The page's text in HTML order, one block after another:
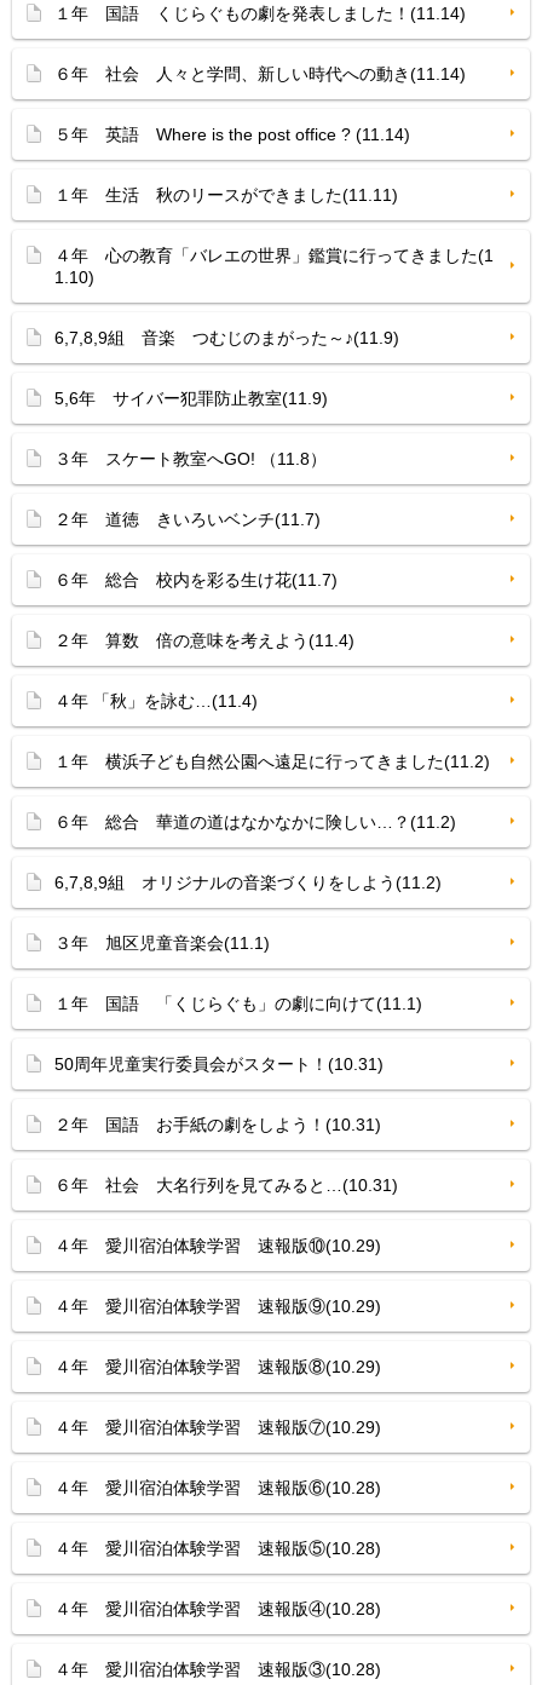
１年 国語 くじらぐもの劇を発表しました！(11.14)
６年 社会 人々と学問、新しい時代への動き(11.14)
５年 英語 Where is the post office ? (11.14)
１年 生活 秋のリースができました(11.11)
４年 心の教育「バレエの世界」鑑賞に行ってきました(1
1.10)
6,7,8,9組 音楽 つむじのまがった～♪(11.9)
5,6年 サイバー犯罪防止教室(11.9)
３年 スケート教室へGO! （11.8）
２年 道徳 きいろいベンチ(11.7)
６年 総合 校内を彩る生け花(11.7)
２年 算数 倍の意味を考えよう(11.4)
４年 「秋」を詠む…(11.4)
１年 横浜子ども自然公園へ遠足に行ってきました(11.2)
６年 総合 華道の道はなかなかに険しい…？(11.2)
6,7,8,9組 オリジナルの音楽づくりをしよう(11.2)
３年 旭区児童音楽会(11.1)
１年 国語 「くじらぐも」の劇に向けて(11.1)
50周年児童実行委員会がスタート！(10.31)
２年 国語 お手紙の劇をしよう！(10.31)
６年 社会 大名行列を見てみると…(10.31)
４年 愛川宿泊体験学習 速報版⑩(10.29)
４年 愛川宿泊体験学習 速報版⑨(10.29)
４年 愛川宿泊体験学習 速報版⑧(10.29)
４年 愛川宿泊体験学習 速報版⑦(10.29)
４年 愛川宿泊体験学習 速報版⑥(10.28)
４年 愛川宿泊体験学習 速報版⑤(10.28)
４年 愛川宿泊体験学習 速報版④(10.28)
４年 愛川宿泊体験学習 速報版③(10.28)